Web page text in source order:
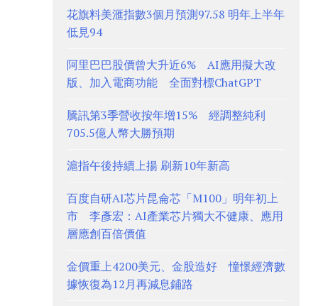
花旗料美滙指數3個月預測97.58 明年上半年
低見94
阿里巴巴股價曾大升近6% AI應用擬大改
版、加入電商功能 全面對標ChatGPT
騰訊第3季營收按年增15% 經調整純利
705.5億人幣大勝預期
滬指午後持續上揚 刷新10年新高
百度自研AI芯片昆侖芯「M100」明年初上
市 李彥宏：AI產業芯片獨大不健康、應用
層應創百倍價值
金價重上4200美元、金股造好 憧憬經濟數
據恢復為12月再減息鋪路